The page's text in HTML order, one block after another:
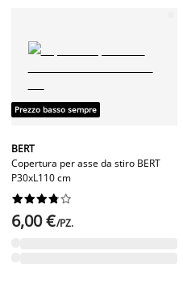
Prezzo basso sempre
BERT
Copertura per asse da stiro BERT
P30xL110 cm






6,00 €/PZ.